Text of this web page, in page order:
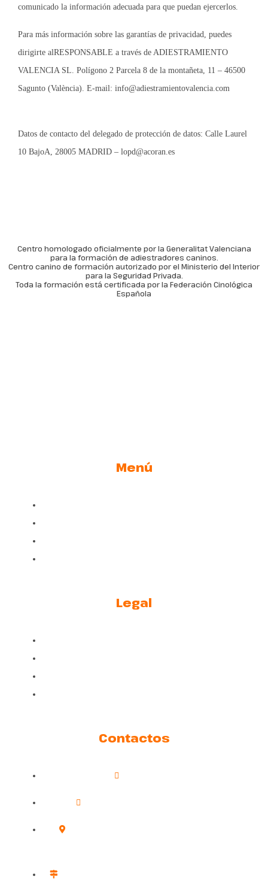
comunicado la información adecuada para que puedan ejercerlos.
Para más información sobre las garantías de privacidad, puedes
dirigirte alRESPONSABLE a través de ADIESTRAMIENTO
VALENCIA SL. Polígono 2 Parcela 8 de la montañeta, 11 – 46500
Sagunto (València). E-mail: info@adiestramientovalencia.com
Datos de contacto del delegado de protección de datos: Calle Laurel
10 BajoA, 28005 MADRID – lopd@acoran.es
Centro homologado oficialmente por la Generalitat Valenciana
para la formación de adiestradores caninos.
Centro canino de formación autorizado por el Ministerio del Interior
para la Seguridad Privada.
Toda la formación está certificada por la Federación Cinológica
Española
Menú
Legal
Contactos